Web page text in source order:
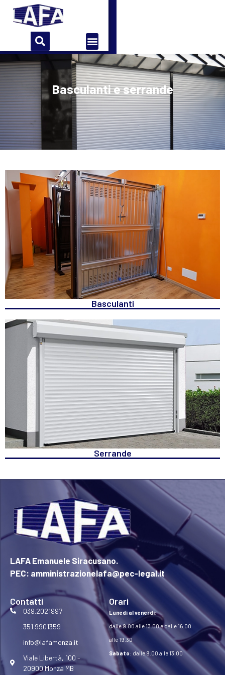
Home Azienda
Contatti
Basculanti e serrande
Basculanti
Serrande
LAFA Emanuele Siracusano.
PEC: amministrazionelafa@pec-legal.it
Contatti
039.2021997
351 9901359
info@lafamonza.it
Viale Libertà, 100 -
20900 Monza MB
Orari
Lunedì al venerdì:
dalle 9.00 alle 13.00 e dalle 16.00
alle 19.30
Sabato: dalle 9.00 alle 13.00